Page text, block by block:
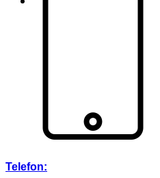
Telefon: